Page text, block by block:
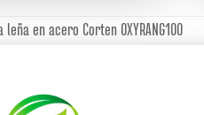
leña en acero Corten OXYRANG100